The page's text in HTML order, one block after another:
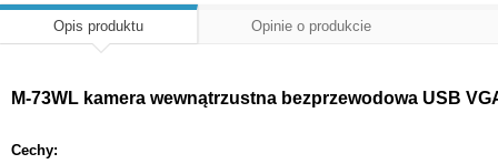
Opis produktu Opinie o produkcie
M-73WL kamera wewnątrzustna bezprzewodowa USB
Cechy: